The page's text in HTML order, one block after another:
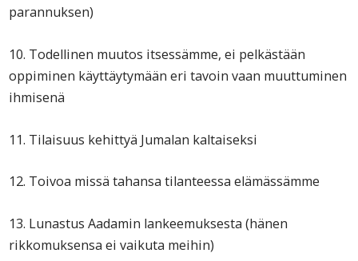
parannuksen)
10. Todellinen muutos itsessämme, ei pelkästään
oppiminen käyttäytymään eri tavoin vaan muuttuminen
ihmisenä
11. Tilaisuus kehittyä Jumalan kaltaiseksi
12. Toivoa missä tahansa tilanteessa elämässämme
13. Lunastus Aadamin lankeemuksesta (hänen
rikkomuksensa ei vaikuta meihin)